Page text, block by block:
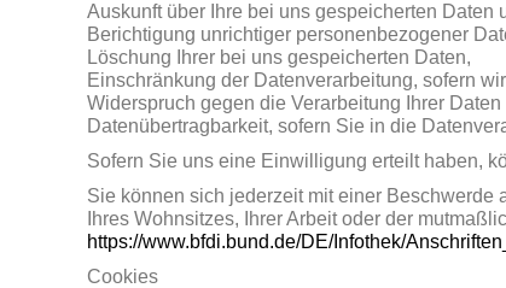
Auskunft über Ihre bei uns gespeicherten Daten
Berichtigung unrichtiger personenbezogener
Löschung Ihrer bei uns gespeicherten Daten,
Einschränkung der Datenverarbeitung, sofern
Widerspruch gegen die Verarbeitung Ihrer Daten
Datenübertragbarkeit, sofern Sie in die
Sofern Sie uns eine Einwilligung erteilt haben,
Sie können sich jederzeit mit einer Beschwerde
Ihres Wohnsitzes, Ihrer Arbeit oder der
https://www.bfdi.bund.de/DE/Infothek/
Cookies